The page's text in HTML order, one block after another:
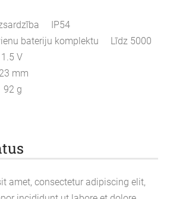
amet, consectetur adipiscing elit,
IP54
bateriju komplektu Līdz 5000
V
mm
g